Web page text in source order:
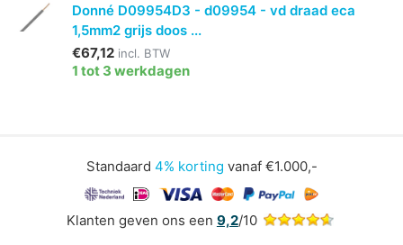
Donné D09954D3 - d09954 - vd draad eca
1,5mm2 grijs doos ...
€67,12 incl. BTW
1 tot 3 werkdagen
Standaard 4% korting vanaf €1.000,-
Klanten geven ons een 9,2/10